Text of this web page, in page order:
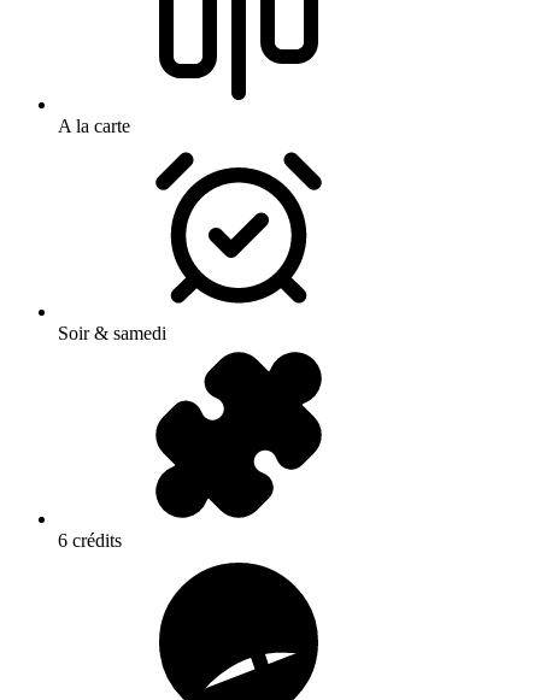
A la carte
Soir & samedi
6 crédits